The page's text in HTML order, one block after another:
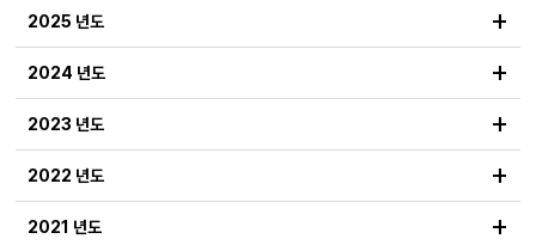
2025 년도 +
2024 년도 +
2023 년도 +
2022 년도 +
2021 년도 +